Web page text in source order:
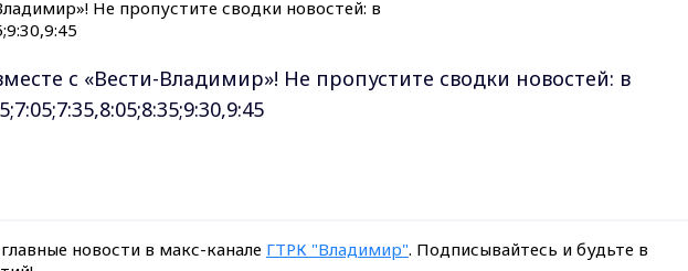
с «Вести-Владимир»! Не пропустите сводки новостей: в
новости в макс-канале ГТРК "Владимир". Подписывайтесь и будьте в